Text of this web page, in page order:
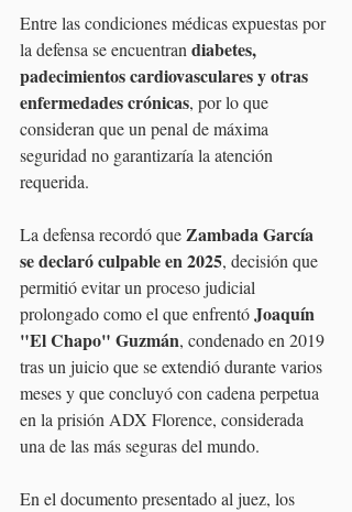
Entre las condiciones médicas expuestas por
la defensa se encuentran diabetes,
padecimientos cardiovasculares y otras
enfermedades crónicas, por lo que
consideran que un penal de máxima
seguridad no garantizaría la atención
requerida.
La defensa recordó que Zambada García
se declaró culpable en 2025, decisión que
permitió evitar un proceso judicial
prolongado como el que enfrentó Joaquín
"El Chapo" Guzmán, condenado en 2019
tras un juicio que se extendió durante varios
meses y que concluyó con cadena perpetua
en la prisión ADX Florence, considerada
una de las más seguras del mundo.
En el documento presentado al juez, los